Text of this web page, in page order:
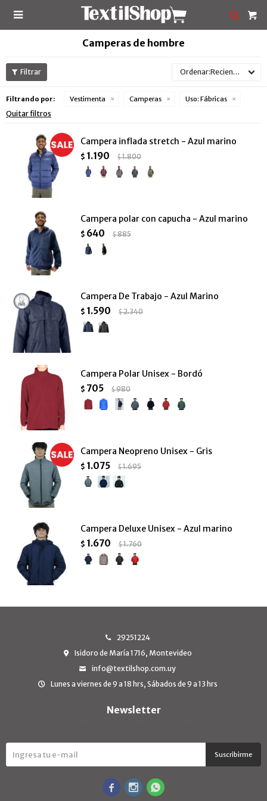

Camperas de hombre
Recientes
Filtrando por: Vestimenta Camperas Uso: Fábricas
Quitar filtros
Campera inflada stretch - Azul marino
$ 1.190 $1.800
Campera polar con capucha - Azul marino
$ 640 $885
Campera De Trabajo - Azul Marino
$ 1.590 $2.340
Campera Polar Unisex - Bordó
$ 705 $980
Campera Neopreno Unisex - Gris
$ 1.075 $1.695
Campera Deluxe Unisex - Azul marino
$ 1.670 $1.760
29251224
Isidoro de María 1716, Montevideo
info@textilshop.com.uy
Lunes a viernes de 9 a 18 hrs, Sábados de 9 a 13 hrs
Newsletter
Suscribirme
  